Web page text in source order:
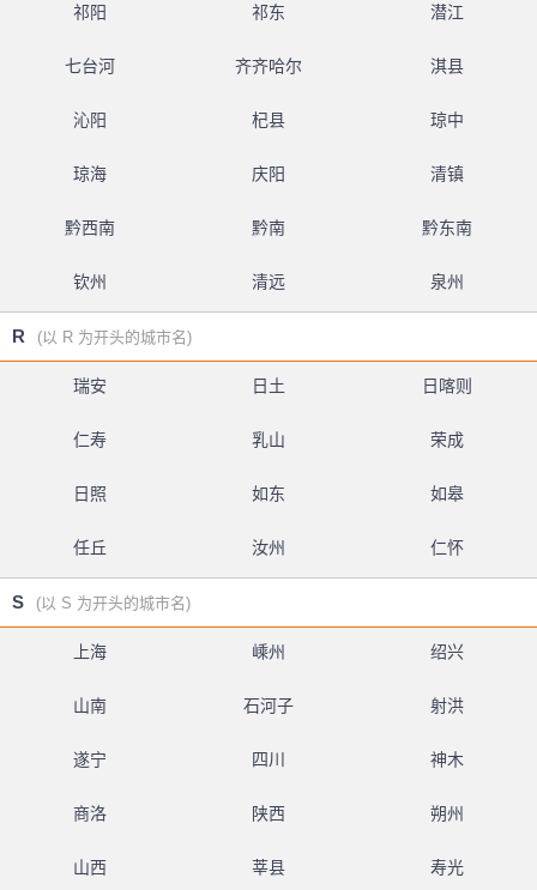
祁阳 祁东 潜江
七台河 齐齐哈尔 淇县
沁阳 杞县 琼中
琼海 庆阳 清镇
黔西南 黔南 黔东南
钦州 清远 泉州
R (以 R 为开头的城市名)
瑞安 日土 日喀则
仁寿 乳山 荣成
日照 如东 如皋
任丘 汝州 仁怀
S (以 S 为开头的城市名)
上海 嵊州 绍兴
山南 石河子 射洪
遂宁 四川 神木
商洛 陕西 朔州
山西 莘县 寿光